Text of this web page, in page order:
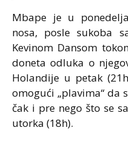
Mbape je u
nosa, posle sukoba
Kevinom Dansom
doneta odluka o
Holandije u petak
omogući „plavima“ da
čak i pre nego što se
utorka (18h).